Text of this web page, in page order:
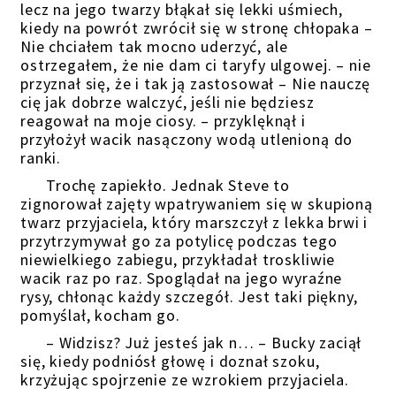
lecz na jego twarzy błąkał się lekki uśmiech,
kiedy na powrót zwrócił się w stronę chłopaka –
Nie chciałem tak mocno uderzyć, ale
ostrzegałem, że nie dam ci taryfy ulgowej. – nie
przyznał się, że i tak ją zastosował – Nie nauczę
cię jak dobrze walczyć, jeśli nie będziesz
reagował na moje ciosy. – przyklęknął i
przyłożył wacik nasączony wodą utlenioną do
ranki.
Trochę zapiekło. Jednak Steve to
zignorował zajęty wpatrywaniem się w skupioną
twarz przyjaciela, który marszczył z lekka brwi i
przytrzymywał go za potylicę podczas tego
niewielkiego zabiegu, przykładał troskliwie
wacik raz po raz. Spoglądał na jego wyraźne
rysy, chłonąc każdy szczegół. Jest taki piękny,
pomyślał, kocham go.
– Widzisz? Już jesteś jak n… – Bucky zaciął
się, kiedy podniósł głowę i doznał szoku,
krzyżując spojrzenie ze wzrokiem przyjaciela.